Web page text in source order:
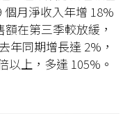
個月淨收入年增 18%
在第三季較放緩，
年同期增長達 2%，
以上，多達 105%。